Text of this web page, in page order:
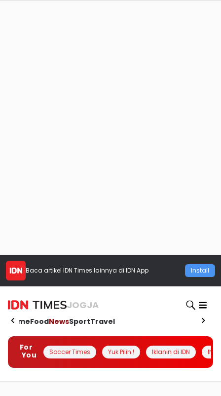
Baca artikel IDN Times lainnya di IDN App Install
JOGJA
HomeFoodNewsSportTravel
For
You
Soccer Times Yuk Pilih ! Iklanin di IDN